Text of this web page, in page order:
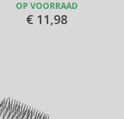
OP VOORRAAD
€ 11,98